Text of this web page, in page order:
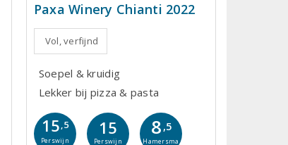
Paxa Winery Chianti 2022
Vol, verfijnd
Soepel & kruidig
Lekker bij pizza & pasta
15,5
Perswijn
15
Perswijn
8 ,5
Hamersma